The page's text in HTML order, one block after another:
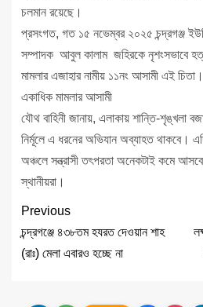
চলমান রয়েছে।
প্রসংগত, গত ১৫ নভেম্বর ২০২৫ চন্দ্রগঞ্জ
সম্পাদক আবুল কালাম জহিরকে নৃশংসভাবে
মামলার এজাহার নামীয় ১১নং আসামী এই
একাধিক মামলার আসামী
যৌথ বাহিনী জানায়, এলাকায় শান্তি-শৃঙ্খলা
নির্মূলে এ ধরনের অভিযান অব্যাহত থাকবে।
অঞ্চলে সন্ত্রাসী তৎপরতা অনেকটাই কমে
স্থানীয়রা।
Previous
চন্দ্রগঞ্জে ৪৩৮তম হযরত দেওয়ান শাহ
(রাঃ) মেলা এবারও হচ্ছে না